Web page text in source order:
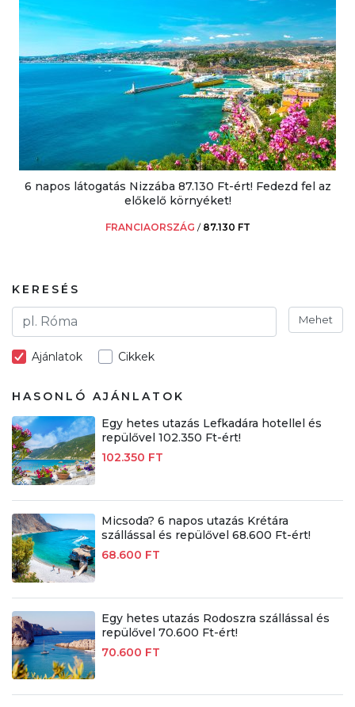
6 napos látogatás Nizzába 87.130 Ft-ért! Fedezd fel az
előkelő környéket!
FRANCIAORSZÁG / 87.130 FT
KERESÉS
Mehet
Ajánlatok Cikkek
HASONLÓ AJÁNLATOK
Egy hetes utazás Lefkadára hotellel és
repülővel 102.350 Ft-ért!
102.350 FT
Micsoda? 6 napos utazás Krétára
szállással és repülővel 68.600 Ft-ért!
68.600 FT
Egy hetes utazás Rodoszra szállással és
repülővel 70.600 Ft-ért!
70.600 FT